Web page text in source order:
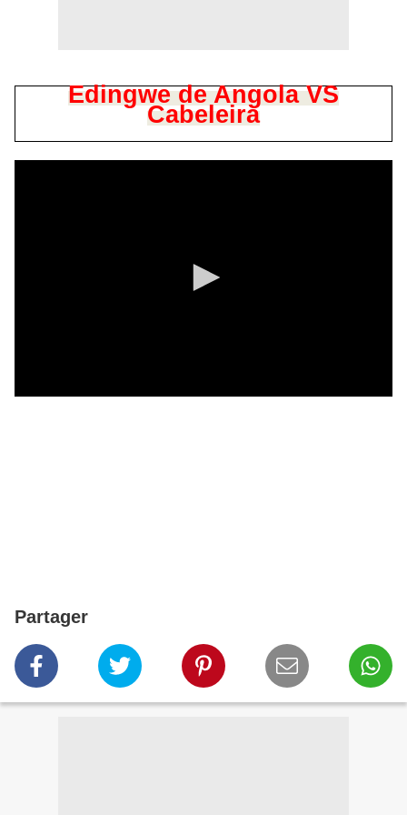
Edingwe de Angola VS
Cabeleira
Partager